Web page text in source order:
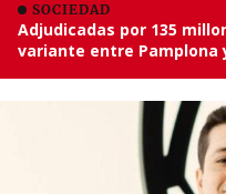
SOCIEDAD
Adjudicadas por 135
variante entre Pamplona